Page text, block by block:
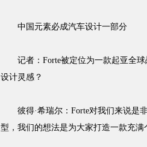
中国元素必成汽车设计一部分
记者：Forte被定位为一款起亚全球
设计灵感？
彼得·希瑞尔：Forte对我们来说是
型，我们的想法是为大家打造一款充满